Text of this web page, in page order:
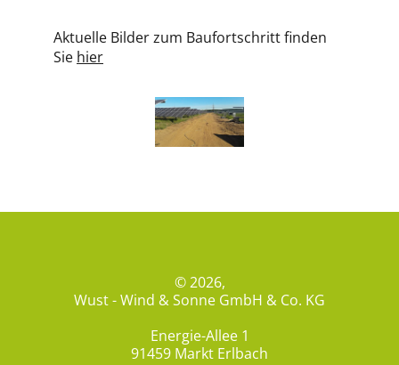
Aktuelle Bilder zum Baufortschritt finden
Sie hier
© 2026,
Wust - Wind & Sonne GmbH & Co. KG
Energie-Allee 1
91459 Markt Erlbach